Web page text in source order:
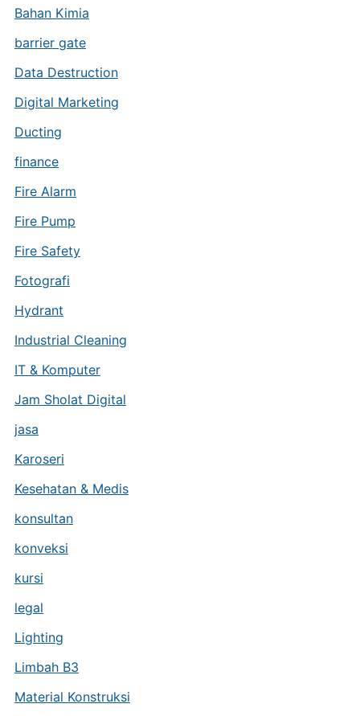
Bahan Kimia
barrier gate
Data Destruction
Digital Marketing
Ducting
finance
Fire Alarm
Fire Pump
Fire Safety
Fotografi
Hydrant
Industrial Cleaning
IT & Komputer
Jam Sholat Digital
jasa
Karoseri
Kesehatan & Medis
konsultan
konveksi
kursi
legal
Lighting
Limbah B3
Material Konstruksi